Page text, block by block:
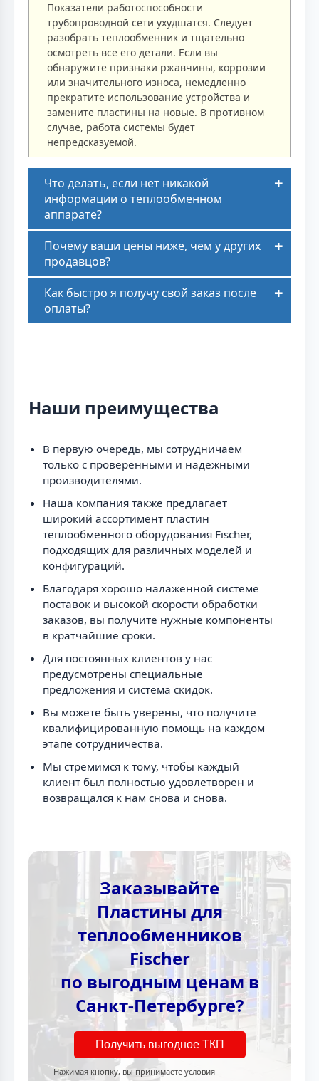
Показатели работоспособности
трубопроводной сети ухудшатся. Следует
разобрать теплообменник и тщательно
осмотреть все его детали. Если вы
обнаружите признаки ржавчины, коррозии
или значительного износа, немедленно
прекратите использование устройства и
замените пластины на новые. В противном
случае, работа системы будет
непредсказуемой.
Что делать, если нет никакой
информации о теплообменном
аппарате?
Почему ваши цены ниже, чем у других
продавцов?
Как быстро я получу свой заказ после
оплаты?
Наши преимущества
В первую очередь, мы сотрудничаем
только с проверенными и надежными
производителями.
Наша компания также предлагает
широкий ассортимент пластин
теплообменного оборудования Fischer,
подходящих для различных моделей и
конфигураций.
Благодаря хорошо налаженной системе
поставок и высокой скорости обработки
заказов, вы получите нужные компоненты
в кратчайшие сроки.
Для постоянных клиентов у нас
предусмотрены специальные
предложения и система скидок.
Вы можете быть уверены, что получите
квалифицированную помощь на каждом
этапе сотрудничества.
Мы стремимся к тому, чтобы каждый
клиент был полностью удовлетворен и
возвращался к нам снова и снова.
Заказывайте
Пластины для
теплообменников
Fischer
по выгодным ценам в
Санкт-Петербурге?
Получить выгодное ТКП
Нажимая кнопку, вы принимаете условия